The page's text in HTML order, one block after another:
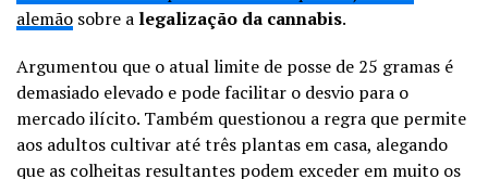
alemão sobre a legalização da cannabis.
Argumentou que o atual limite de posse de 25 gramas é
demasiado elevado e pode facilitar o desvio para o
mercado ilícito. Também questionou a regra que permite
aos adultos cultivar até três plantas em casa, alegando
que as colheitas resultantes podem exceder em muito os